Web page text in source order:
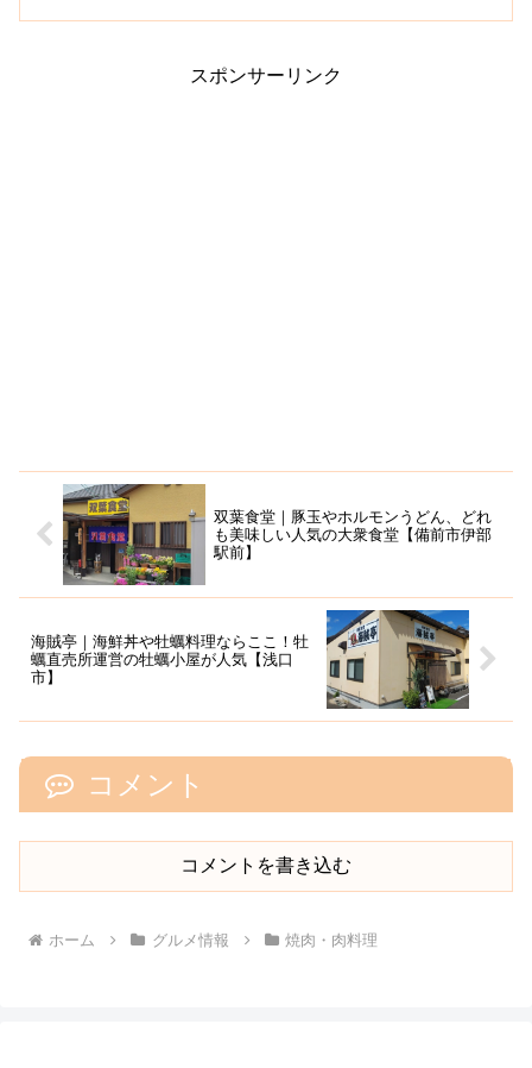
スポンサーリンク
双葉食堂｜豚玉やホルモンうどん、どれ
も美味しい人気の大衆食堂【備前市伊部
駅前】
海賊亭｜海鮮丼や牡蠣料理ならここ！牡
蠣直売所運営の牡蠣小屋が人気【浅口
市】
コメント
コメントを書き込む
ホーム グルメ情報 焼肉・肉料理